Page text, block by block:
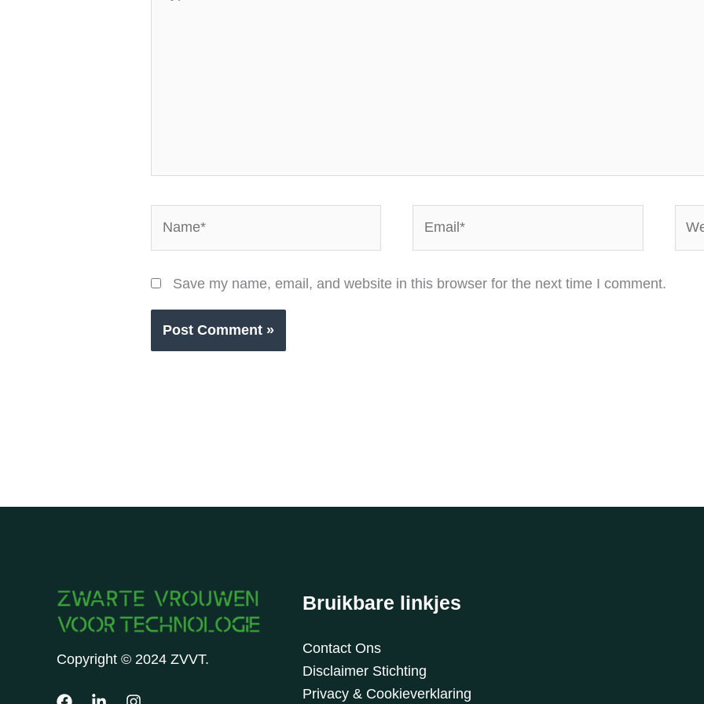
here..
Save my name, email, and website in this browser for the next time I comment.
Copyright © 2024 ZVVT.
Bruikbare linkjes
Contact Ons
Disclaimer Stichting
Privacy & Cookieverklaring